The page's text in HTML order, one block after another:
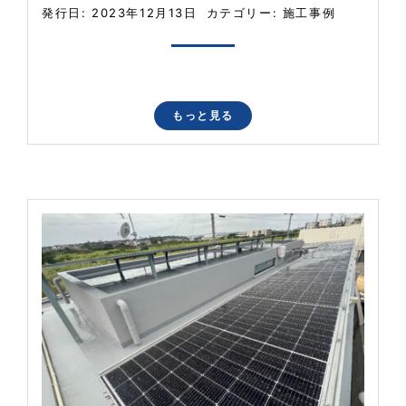
発行日: 2023年12月13日 カテゴリー: 施工事例
もっと見る